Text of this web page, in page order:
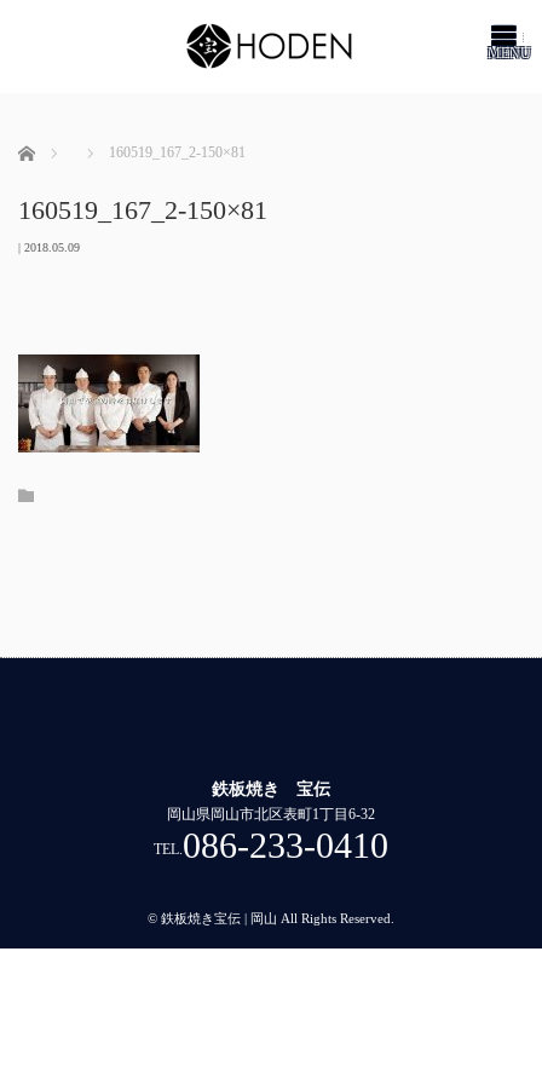
ホーム 160519_167_2-150×81
160519_167_2-150×81
| 2018.05.09
鉄板焼き 宝伝
岡山県岡山市北区表町1丁目6-32
TEL.086-233-0410
© 鉄板焼き宝伝 | 岡山 All Rights Reserved.